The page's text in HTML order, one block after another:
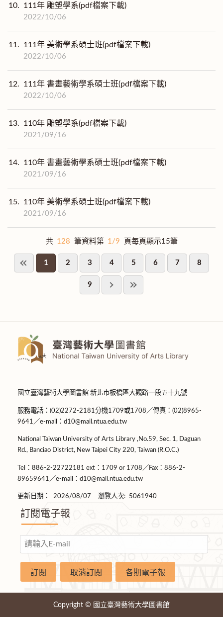
10. 111年 雕塑學系(pdf檔案下載)
2022/10/06
11. 111年 美術學系碩士班(pdf檔案下載)
2022/10/06
12. 111年 書畫藝術學系碩士班(pdf檔案下載)
2022/10/06
13. 110年 雕塑學系(pdf檔案下載)
2021/09/16
14. 110年 書畫藝術學系碩士班(pdf檔案下載)
2021/09/16
15. 110年 美術學系碩士班(pdf檔案下載)
2021/09/16
共 128 筆資料第 1/9 頁每頁顯示15筆
1 2 3 4 5 6 7 8
9
國立臺灣藝術大學圖書館 新北市板橋區大觀路一段五十九號
服務電話：(02)2272-2181分機1709或1708／傳真：(02)8965-
9641／e-mail：d10@mail.ntua.edu.tw
National Taiwan University of Arts Library ,No.59, Sec. 1, Daguan
Rd., Banciao District, New Taipei City 220, Taiwan (R.O.C.)
Tel：886-2-22722181 ext：1709 or 1708／Fax：886-2-
89659641／e-mail：d10@mail.ntua.edu.tw
更新日期： 2026/08/07 瀏覽人次: 5061940
訂閱電子報
Copyright © 國立臺灣藝術大學圖書館